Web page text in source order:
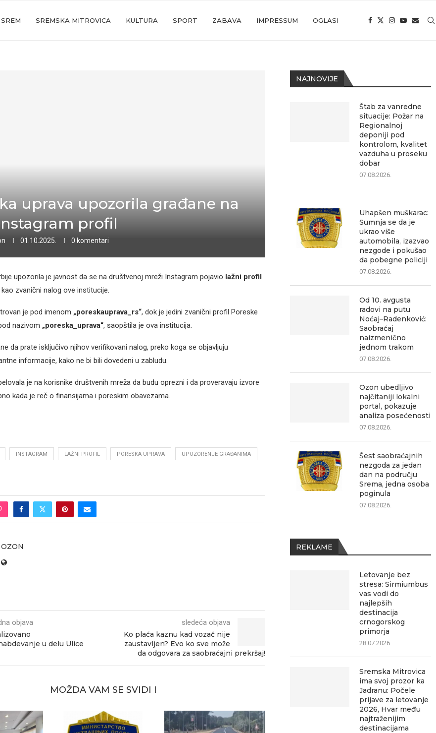
SREM SREMSKA MITROVICA KULTURA SPORT ZABAVA IMPRESSUM OGLASI
uprava upozorila građane na
profil
01.10.2025. 0 komentari
upozorila je javnost da se na društvenoj mreži Instagram pojavio lažni profil
zvanični nalog ove institucije.
je pod imenom „poreskauprava_rs“, dok je jedini zvanični profil Poreske
nazivom „poreska_uprava“, saopštila je ova institucija.
da prate isključivo njihov verifikovani nalog, preko koga se objavljuju
informacije, kako ne bi bili dovedeni u zabludu.
je na korisnike društvenih mreža da budu oprezni i da proveravaju izvore
kada je reč o finansijama i poreskim obavezama.
INSTAGRAM LAŽNI PROFIL PORESKA UPRAVA UPOZORENJE GRAĐANIMA
OZON
objava
u delu Ulice
sledeća objava
Ko plaća kaznu kad vozač nije
zaustavljen? Evo ko sve može
da odgovara za saobraćajni prekršaj!
MOŽDA VAM SE SVIDI I
NAJNOVIJE
Štab za vanredne
situacije: Požar na
Regionalnoj
deponiji pod
kontrolom, kvalitet
vazduha u proseku
dobar
07.08.2026.
Uhapšen muškarac:
Sumnja se da je
ukrao više
automobila, izazvao
nezgode i pokušao
da pobegne policiji
07.08.2026.
Od 10. avgusta
radovi na putu
Noćaj–Radenković:
Saobraćaj
naizmenično
jednom trakom
07.08.2026.
Ozon ubedljivo
najčitaniji lokalni
portal, pokazuje
analiza posećenosti
07.08.2026.
Šest saobraćajnih
nezgoda za jedan
dan na području
Srema, jedna osoba
poginula
07.08.2026.
REKLAME
Letovanje bez
stresa: Sirmiumbus
vas vodi do
najlepših
destinacija
crnogorskog
primorja
28.07.2026.
Sremska Mitrovica
ima svoj prozor ka
Jadranu: Počele
prijave za letovanje
2026, Hvar među
najtraženijim
destinacijama